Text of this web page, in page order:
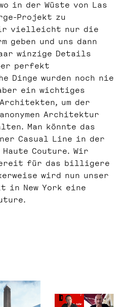
in der Wüste von Las
Projekt zu
vielleicht nur die
geben und uns dann
winzige Details
perfekt
Dinge wurden noch nie
ein wichtiges
um der
Architektur
Man könnte das
Casual Line in der
Haute Couture. Wir
für das billigere
wird nun unser
in New York eine